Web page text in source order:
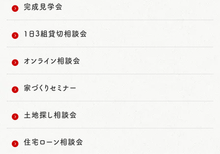
完成見学会
1日3組貸切相談会
オンライン相談会
家づくりセミナー
土地探し相談会
住宅ローン相談会